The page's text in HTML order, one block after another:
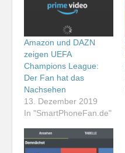
Amazon und DAZN
zeigen UEFA
Champions League:
Der Fan hat das
Nachsehen
13. Dezember 2019
In "SmartPhoneFan.de"